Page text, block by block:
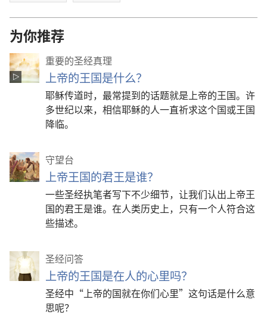
为你推荐
重要的圣经真理
上帝的王国是什么？
耶稣传道时，最常提到的话题就是上帝的王国。许
多世纪以来，相信耶稣的人一直祈求这个国或王国
降临。
守望台
上帝王国的君王是谁？
一些圣经执笔者写下不少细节，让我们认出上帝王
国的君王是谁。在人类历史上，只有一个人符合这
些描述。
圣经问答
上帝的王国是在人的心里吗？
圣经中“上帝的国就在你们心里”这句话是什么意
思呢？